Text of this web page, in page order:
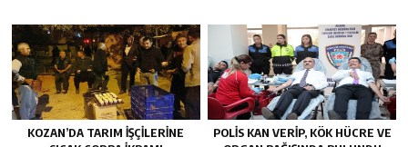
KOZAN’DA TARIM IŞÇILERINE
POLİS KAN VERİP, KÖK HÜCRE VE